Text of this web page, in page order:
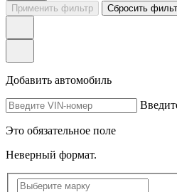
Применить фильтр
Сбросить
Добавить автомобиль
Это обязательное поле
Неверный формат.